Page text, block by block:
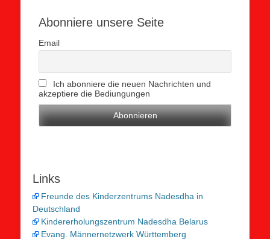
Abonniere unsere Seite
Email
Ich abonniere die neuen Nachrichten und
akzeptiere die Bediungungen
Links
Freunde des Kinderzentrums Nadesdha in
Deutschland
Kindererholungszentrum Nadesdha Belarus
Evang. Männernetzwerk Württemberg